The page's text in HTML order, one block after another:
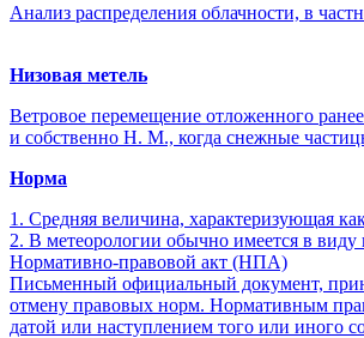
Анализ распределения облачности, в
Низовая метель
Ветровое перемещение отложенного
и собственно Н. М., когда снежные
Норма
1. Средняя величина, характеризующая
2. В метеорологии обычно имеется в виду
Нормативно-правовой акт (НПА)
Письменный официальный документ,
отмену правовых норм. Нормативным
датой или наступлением того или иного